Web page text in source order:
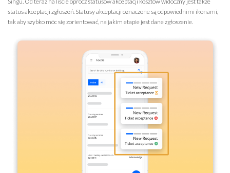
status akceptacji zgłoszeń. Statusy akceptacji oznaczone są odpowiednimi ikonami,
tak aby szybko móc się zorientować, na jakim etapie jest dane zgłoszenie.